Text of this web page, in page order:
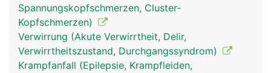
Spannungskopfschmerzen, Cluster-
Kopfschmerzen)
Verwirrung (Akute Verwirrtheit, Delir,
Verwirrtheitszustand, Durchgangssyndrom)
Krampfanfall (Epilepsie, Krampfleiden,